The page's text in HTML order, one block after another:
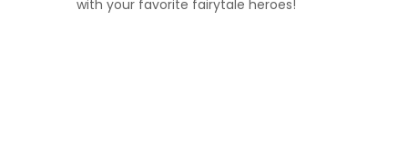
with your favorite fairytale heroes!